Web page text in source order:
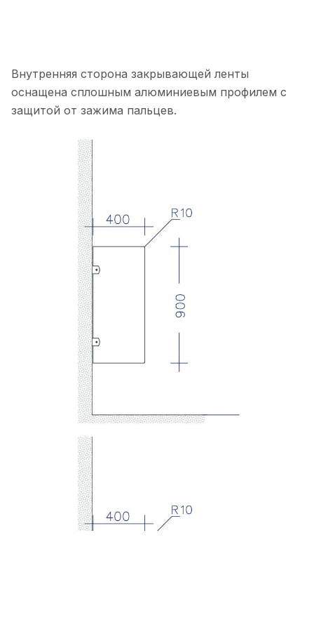
Внутренняя сторона закрывающей ленты
оснащена сплошным алюминиевым профилем с
защитой от зажима пальцев.